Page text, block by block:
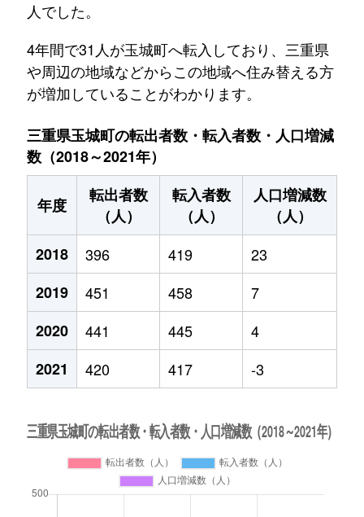
人でした。
4年間で31人が玉城町へ転入しており、三重県
や周辺の地域などからこの地域へ住み替える方
が増加していることがわかります。
三重県玉城町の転出者数・転入者数・人口増減
数（2018～2021年）
年度
転出者数
（人）
転入者数
（人）
人口増減数
（人）
2018
396 419
23
2019
451 458
7
2020
441 445
4
2021
420 417 -3